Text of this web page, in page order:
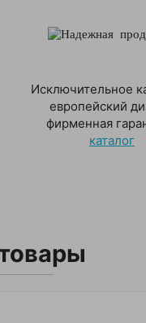
Исключительное
европейский
фирменная
каталог